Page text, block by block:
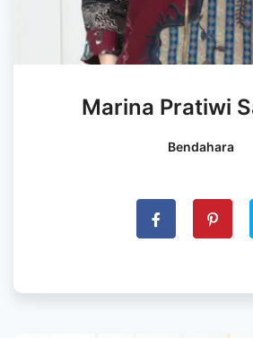
Marina Pratiwi
Bendahara